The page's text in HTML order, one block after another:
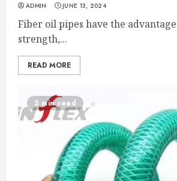
ADMIN JUNE 13, 2024
Fiber oil pipes have the
strength,...
READ MORE
2 min read